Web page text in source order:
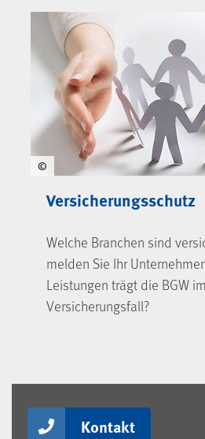
©
Versicherungsschutz
Welche Branchen sind
melden Sie Ihr
Leistungen trägt die BGW im
Versicherungsfall?
Kontakt